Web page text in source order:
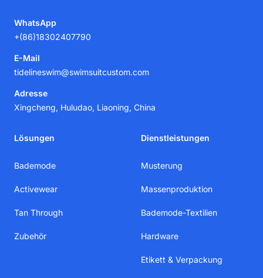
WhatsApp
+(86)18302407790
E-Mail
tidelineswim@swimsuitcustom.com
Adresse
Xingcheng, Huludao, Liaoning, China
Lösungen
Bademode
Activewear
Tan Through
Zubehör
Dienstleistungen
Musterung
Massenproduktion
Bademode-Textilien
Hardware
Etikett & Verpackung